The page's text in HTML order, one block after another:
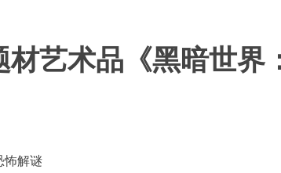
艺术品《黑暗世界
怖解谜